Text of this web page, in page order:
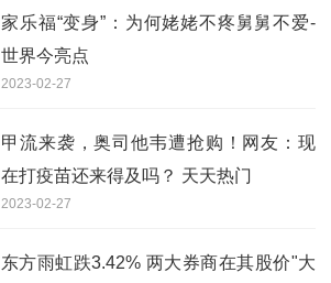
家乐福“变身”：为何姥姥不疼舅舅不爱-
世界今亮点
2023-02-27
甲流来袭，奥司他韦遭抢购！网友：现
在打疫苗还来得及吗？ 天天热门
2023-02-27
东方雨虹跌3.42% 两大券商在其股价"大